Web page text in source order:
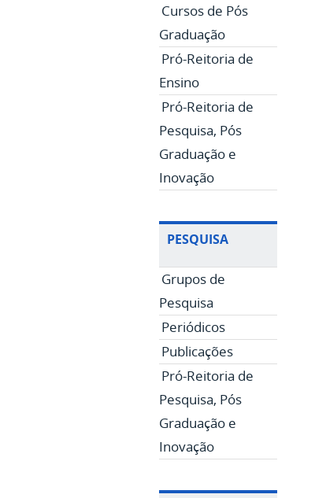
Cursos de Pós
Graduação
Pró-Reitoria de
Ensino
Pró-Reitoria de
Pesquisa, Pós
Graduação e
Inovação
PESQUISA
Grupos de
Pesquisa
Periódicos
Publicações
Pró-Reitoria de
Pesquisa, Pós
Graduação e
Inovação